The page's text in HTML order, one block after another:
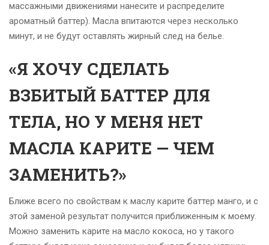
массажными движениями нанесите и распределите
ароматный баттер). Масла впитаются через несколько
минут, и не будут оставлять жирный след на белье.
«Я ХОЧУ СДЕЛАТЬ
ВЗБИТЫЙ БАТТЕР ДЛЯ
ТЕЛА, НО У МЕНЯ НЕТ
МАСЛА КАРИТЕ — ЧЕМ
ЗАМЕНИТЬ?»
Ближе всего по свойствам к маслу карите баттер манго, и с
этой заменой результат получится приближенным к моему.
Можно заменить карите на масло кокоса, но у такого